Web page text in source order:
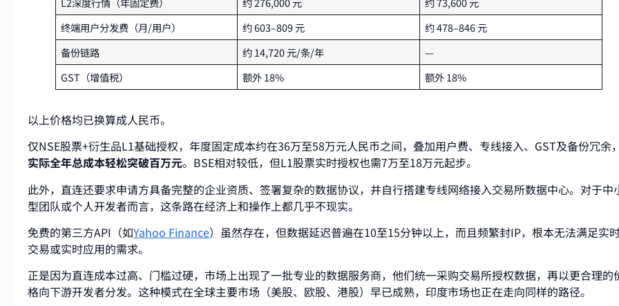
终端用户分发费（月/用户）
约 603–809 元
约 478–846 元
备份链路
约 14,720 元/条/年
—
GST（增值税）
额外 18% 额外 18%
以上价格均已换算成人民币。
仅NSE股票+衍生品L1基础授权，年度固定成本约在36万至58万元人民币之间，叠加用户费、专线接入、GST及备份冗余
实际全年总成本轻松突破百万元。BSE相对较低，但L1股票实时授权也需7万至18万元起步。
此外，直连还要求申请方具备完整的企业资质、签署复杂的数据协议，并自行搭建专线网络接入交易所数据中心。对于中
型团队或个人开发者而言，这条路在经济上和操作上都几乎不现实。
免费的第三方API（如Yahoo Finance）虽然存在，但数据延迟普遍在10至15分钟以上，而且频繁封IP，根本无法满足实
交易或实时应用的需求。
正是因为直连成本过高、门槛过硬，市场上出现了一批专业的数据服务商，他们统一采购交易所授权数据，再以更合理的
格向下游开发者分发。这种模式在全球主要市场（美股、欧股、港股）早已成熟，印度市场也正在走向同样的路径。